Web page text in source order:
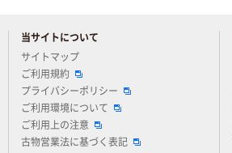
当サイトについて
サイトマップ
ご利用規約
プライバシーポリシー
ご利用環境について
ご利用上の注意
古物営業法に基づく表記